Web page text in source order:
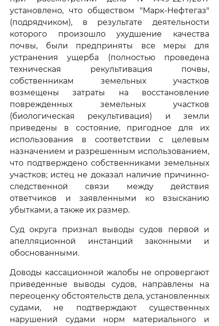
установлено, что обществом "Марк-Нефтегаз"
(подрядчиком), в результате деятельности
которого произошло ухудшение качества
почвы, были предприняты все меры для
устранения ущерба (полностью проведена
техническая рекультивация почвы,
собственникам земельных участков
возмещены затраты на восстановление
поврежденных земельных участков
(биологическая рекультивация) и земли
приведены в состояние, пригодное для их
использования в соответствии с целевым
назначением и разрешенным использованием,
что подтверждено собственниками земельных
участков; истец не доказал наличие причинно-
следственной связи между действия
ответчиков и заявленными ко взысканию
убытками, а также их размер.
Суд округа признал выводы судов первой и
апелляционной инстанций законными и
обоснованными.
Доводы кассационной жалобы не опровергают
приведенные выводы судов, направлены на
переоценку обстоятельств дела, установленных
судами, не подтверждают существенных
нарушений судами норм материального и